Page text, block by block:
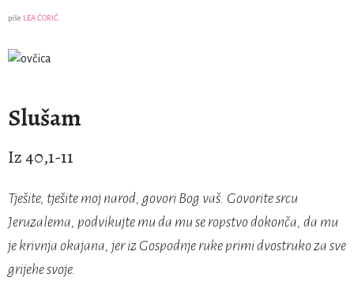
piše LEA ČORIĆ
Slušam
Iz 40,1-11
Tješite, tješite moj narod, govori Bog vaš. Govorite srcu
Jeruzalema, podvikujte mu da mu se ropstvo dokonča, da mu
je krivnja okajana, jer iz Gospodnje ruke primi dvostruko za sve
grijehe svoje.